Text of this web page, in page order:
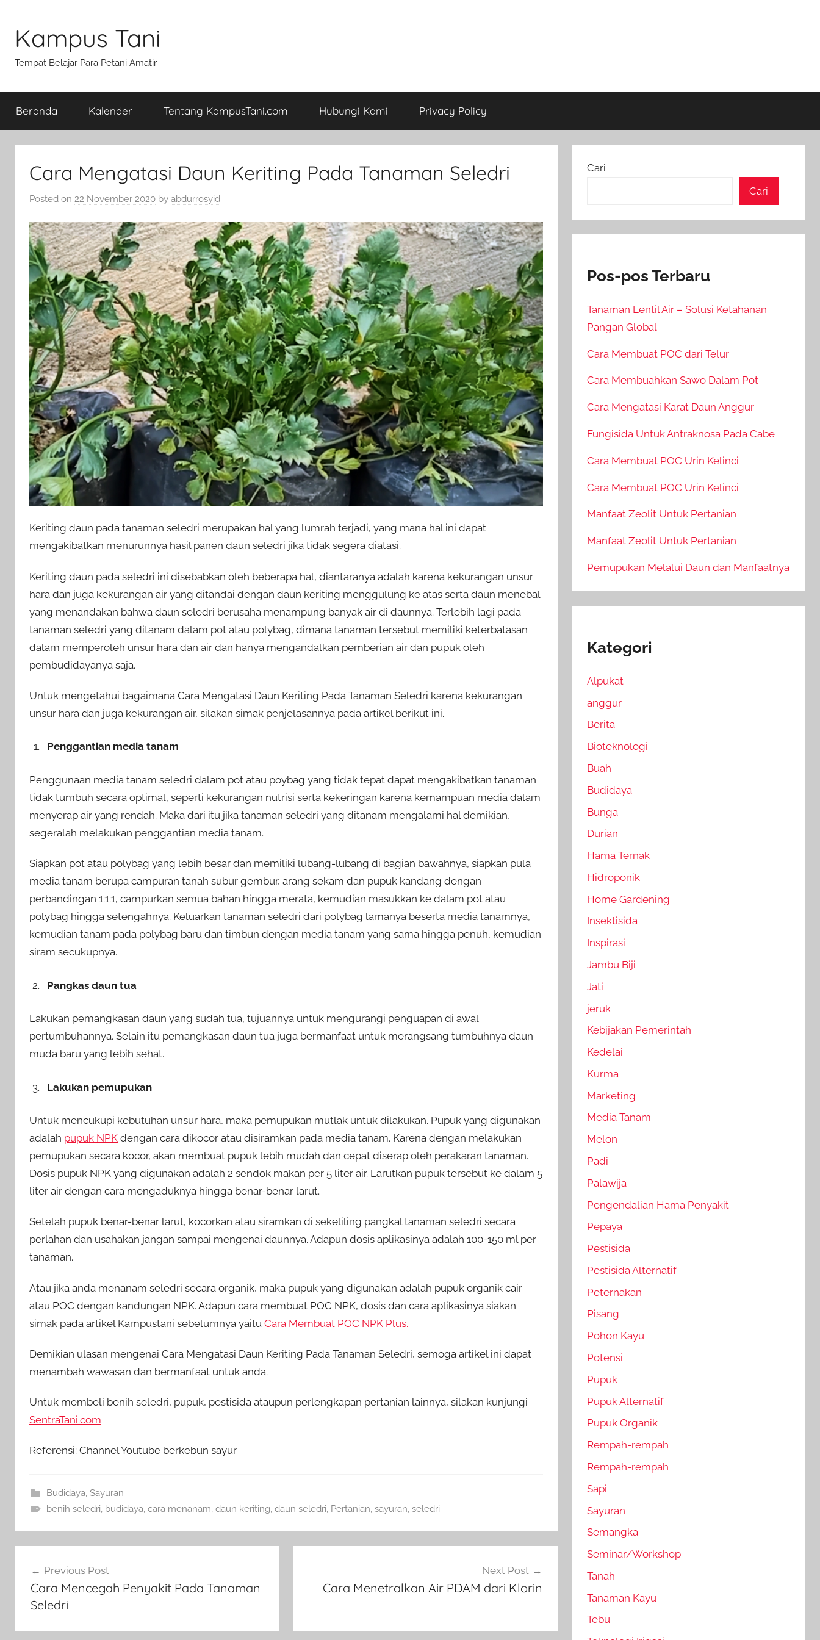
content
Kampus Tani
Tempat Belajar Para Petani Amatir
Beranda Kalender Tentang KampusTani.com Hubungi Kami Privacy Policy
Cara Mengatasi Daun Keriting Pada Tanaman Seledri
Posted on 22 November 2020 by abdurrosyid
Keriting daun pada tanaman seledri merupakan hal yang lumrah terjadi, yang mana hal ini dapat
mengakibatkan menurunnya hasil panen daun seledri jika tidak segera diatasi.
Keriting daun pada seledri ini disebabkan oleh beberapa hal, diantaranya adalah karena kekurangan unsur
hara dan juga kekurangan air yang ditandai dengan daun keriting menggulung ke atas serta daun menebal
yang menandakan bahwa daun seledri berusaha menampung banyak air di daunnya. Terlebih lagi pada
tanaman seledri yang ditanam dalam pot atau polybag, dimana tanaman tersebut memiliki keterbatasan
dalam memperoleh unsur hara dan air dan hanya mengandalkan pemberian air dan pupuk oleh
pembudidayanya saja.
Untuk mengetahui bagaimana Cara Mengatasi Daun Keriting Pada Tanaman Seledri karena kekurangan
unsur hara dan juga kekurangan air, silakan simak penjelasannya pada artikel berikut ini.
Penggantian media tanam
Penggunaan media tanam seledri dalam pot atau poybag yang tidak tepat dapat mengakibatkan tanaman
tidak tumbuh secara optimal, seperti kekurangan nutrisi serta kekeringan karena kemampuan media dalam
menyerap air yang rendah. Maka dari itu jika tanaman seledri yang ditanam mengalami hal demikian,
segeralah melakukan penggantian media tanam.
Siapkan pot atau polybag yang lebih besar dan memiliki lubang-lubang di bagian bawahnya, siapkan pula
media tanam berupa campuran tanah subur gembur, arang sekam dan pupuk kandang dengan
perbandingan 1:1:1, campurkan semua bahan hingga merata, kemudian masukkan ke dalam pot atau
polybag hingga setengahnya. Keluarkan tanaman seledri dari polybag lamanya beserta media tanamnya,
kemudian tanam pada polybag baru dan timbun dengan media tanam yang sama hingga penuh, kemudian
siram secukupnya.
Pangkas daun tua
Lakukan pemangkasan daun yang sudah tua, tujuannya untuk mengurangi penguapan di awal
pertumbuhannya. Selain itu pemangkasan daun tua juga bermanfaat untuk merangsang tumbuhnya daun
muda baru yang lebih sehat.
Lakukan pemupukan
Untuk mencukupi kebutuhan unsur hara, maka pemupukan mutlak untuk dilakukan. Pupuk yang digunakan
adalah pupuk NPK dengan cara dikocor atau disiramkan pada media tanam. Karena dengan melakukan
pemupukan secara kocor, akan membuat pupuk lebih mudah dan cepat diserap oleh perakaran tanaman.
Dosis pupuk NPK yang digunakan adalah 2 sendok makan per 5 liter air. Larutkan pupuk tersebut ke dalam 5
liter air dengan cara mengaduknya hingga benar-benar larut.
Setelah pupuk benar-benar larut, kocorkan atau siramkan di sekeliling pangkal tanaman seledri secara
perlahan dan usahakan jangan sampai mengenai daunnya. Adapun dosis aplikasinya adalah 100-150 ml per
tanaman.
Atau jika anda menanam seledri secara organik, maka pupuk yang digunakan adalah pupuk organik cair
atau POC dengan kandungan NPK. Adapun cara membuat POC NPK, dosis dan cara aplikasinya siakan
simak pada artikel Kampustani sebelumnya yaitu Cara Membuat POC NPK Plus.
Demikian ulasan mengenai Cara Mengatasi Daun Keriting Pada Tanaman Seledri, semoga artikel ini dapat
menambah wawasan dan bermanfaat untuk anda.
Untuk membeli benih seledri, pupuk, pestisida ataupun perlengkapan pertanian lainnya, silakan kunjungi
SentraTani.com
Referensi: Channel Youtube berkebun sayur
Budidaya, Sayuran
benih seledri, budidaya, cara menanam, daun keriting, daun seledri, Pertanian, sayuran, seledri
pos Previous Post
Cara Mencegah Penyakit Pada Tanaman
Seledri
Next Post
Cara Menetralkan Air PDAM dari Klorin
Cari
Cari
Pos-pos Terbaru
Tanaman Lentil Air – Solusi Ketahanan
Pangan Global
Cara Membuat POC dari Telur
Cara Membuahkan Sawo Dalam Pot
Cara Mengatasi Karat Daun Anggur
Fungisida Untuk Antraknosa Pada Cabe
Cara Membuat POC Urin Kelinci
Cara Membuat POC Urin Kelinci
Manfaat Zeolit Untuk Pertanian
Manfaat Zeolit Untuk Pertanian
Pemupukan Melalui Daun dan Manfaatnya
Kategori
Alpukat
anggur
Berita
Bioteknologi
Buah
Budidaya
Bunga
Durian
Hama Ternak
Hidroponik
Home Gardening
Insektisida
Inspirasi
Jambu Biji
Jati
jeruk
Kebijakan Pemerintah
Kedelai
Kurma
Marketing
Media Tanam
Melon
Padi
Palawija
Pengendalian Hama Penyakit
Pepaya
Pestisida
Pestisida Alternatif
Peternakan
Pisang
Pohon Kayu
Potensi
Pupuk
Pupuk Alternatif
Pupuk Organik
Rempah-rempah
Rempah-rempah
Sapi
Sayuran
Semangka
Seminar/Workshop
Tanah
Tanaman Kayu
Tebu